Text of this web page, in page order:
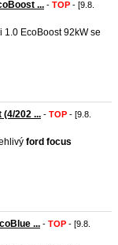
... - TOP - [9.8.
1.0 EcoBoost 92kW se
(4/202 ... - TOP - [9.8.
ford focus
... - TOP - [9.8.